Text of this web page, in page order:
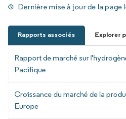
Dernière mise à jour de la page
Rapports associés Explorer
Rapport de marché sur
Pacifique
Croissance du marché de la
Europe